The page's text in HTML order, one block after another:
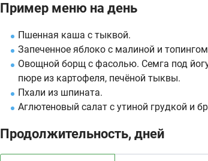
Пример меню на день
Пшенная каша с тыквой.
Запеченное яблоко с малиной и
Овощной борщ с фасолью. Семга под
пюре из картофеля, печёной тыквы.
Пхали из шпината.
Аглютеновый салат с утиной грудкой и
Продолжительность, дней